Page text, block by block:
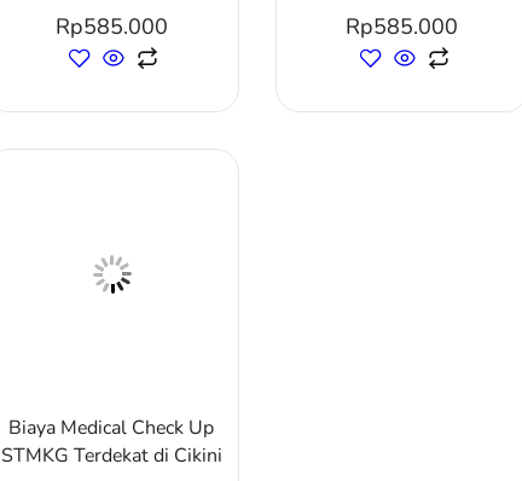
Rp585.000 Rp585.000
Biaya Medical Check Up
STMKG Terdekat di Cikini